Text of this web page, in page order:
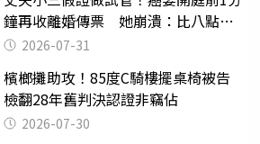
鐘再收離婚傳票 她崩潰：比八點檔
還扯2026-07-31
檳榔攤助攻！85度C騎樓擺桌椅被告
檢翻28年舊判決認證非竊佔
2026-07-30